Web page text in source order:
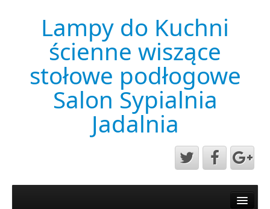
Lampy do Kuchni
ścienne wiszące
stołowe podłogowe
Salon Sypialnia
Jadalnia